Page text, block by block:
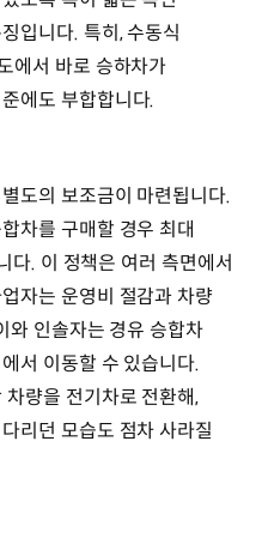
입니다. 특히, 수동식
에서 바로 승하차가
에도 부합합니다.
도의 보조금이 마련됩니다.
차를 구매할 경우 최대
. 이 정책은 여러 측면에서
자는 운영비 절감과 차량
와 인솔자는 경유 승합차
서 이동할 수 있습니다.
량을 전기차로 전환해,
리던 모습도 점차 사라질